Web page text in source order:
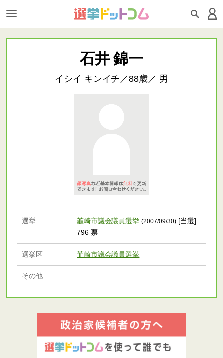
石井 錦一
イシイ キンイチ／88歳／ 男
選挙 韮崎市議会議員選挙 (2007/09/30) [当選]
796 票
選挙区 韮崎市議会議員選挙
その他